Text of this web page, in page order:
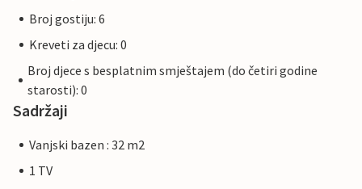
Broj gostiju: 6
Kreveti za djecu: 0
Broj djece s besplatnim smještajem (do četiri godine
starosti): 0
Sadržaji
Vanjski bazen : 32 m2
1 TV